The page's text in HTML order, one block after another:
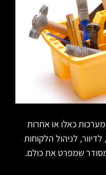
כאלו או אחרות
לניהול הלקוחות
שמפרט את כולם.